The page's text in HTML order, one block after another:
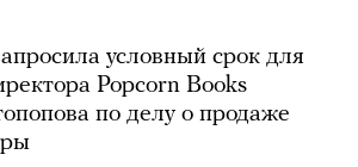
условный срок для
Popcorn Books
по делу о продаже